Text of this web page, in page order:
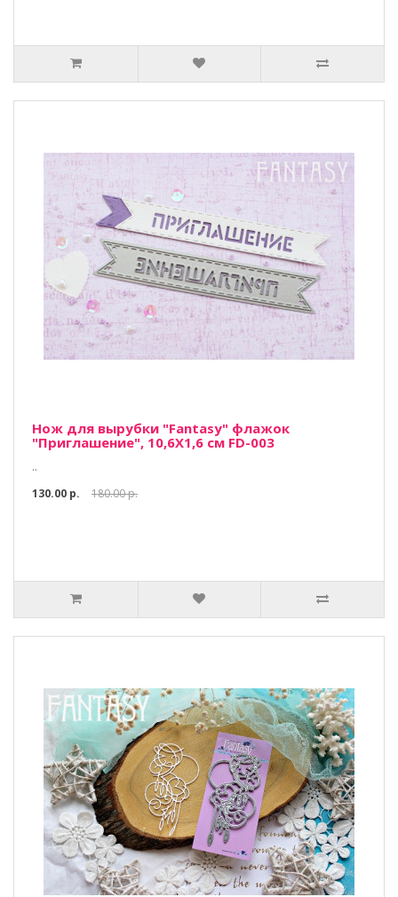
Нож для вырубки "Fantasy" флажок
"Приглашение", 10,6Х1,6 см FD-003
..
130.00 р.
180.00 р.